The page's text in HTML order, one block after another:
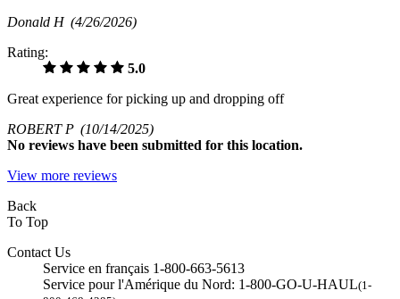
Donald H (4/26/2026)
Rating:
5.0
Great experience for picking up and dropping off
ROBERT P (10/14/2025)
No reviews have been submitted for this location.
View more reviews
Back
To Top
Contact Us
Service en français 1-800-663-5613
Service pour l'Amérique du Nord: 1-800-GO-U-HAUL(1-